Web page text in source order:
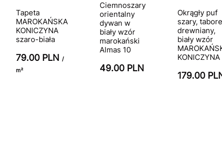
Tapeta
MAROKAŃSKA
KONICZYNA
szaro-biała
79.00 PLN /
m²
Ciemnoszary
orientalny
dywan w
biały wzór
marokański
Almas 10
49.00 PLN
Okrągły puf
szary,
drewniany,
biały wzór
KONICZYNA
179.00